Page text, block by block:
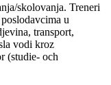
skolovanja. Treneri
u
transport,
vodi kroz
(studie- och